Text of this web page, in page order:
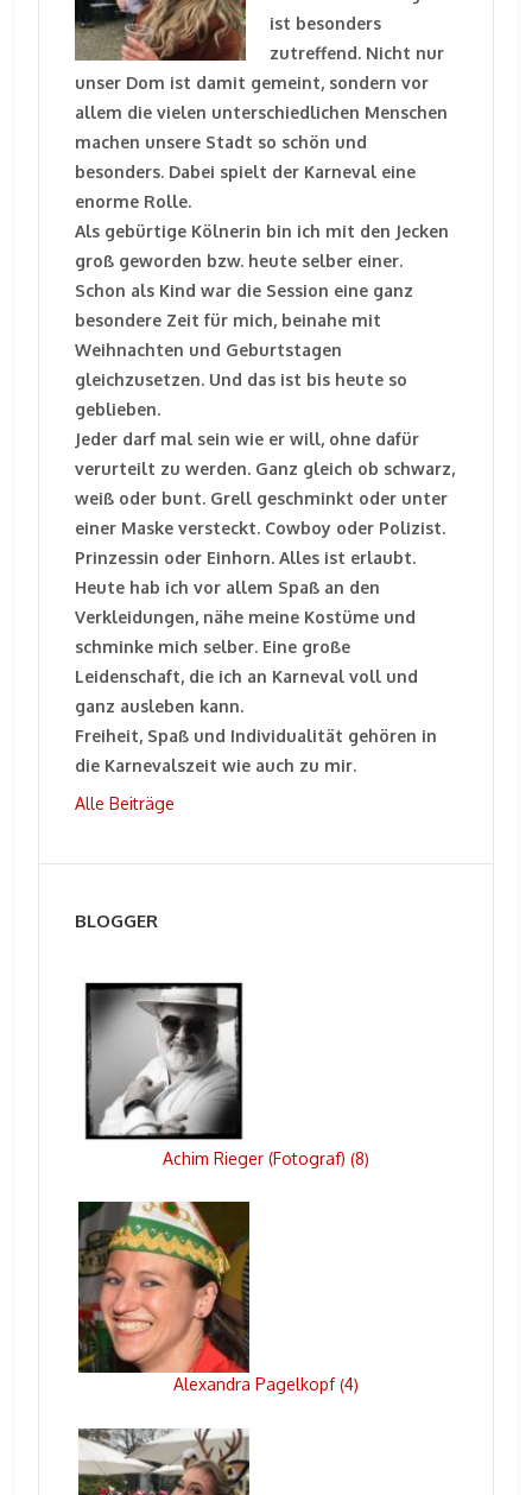
ist besonders
zutreffend. Nicht nur
unser Dom ist damit gemeint, sondern vor
allem die vielen unterschiedlichen Menschen
machen unsere Stadt so schön und
besonders. Dabei spielt der Karneval eine
enorme Rolle.
Als gebürtige Kölnerin bin ich mit den Jecken
groß geworden bzw. heute selber einer.
Schon als Kind war die Session eine ganz
besondere Zeit für mich, beinahe mit
Weihnachten und Geburtstagen
gleichzusetzen. Und das ist bis heute so
geblieben.
Jeder darf mal sein wie er will, ohne dafür
verurteilt zu werden. Ganz gleich ob schwarz,
weiß oder bunt. Grell geschminkt oder unter
einer Maske versteckt. Cowboy oder Polizist.
Prinzessin oder Einhorn. Alles ist erlaubt.
Heute hab ich vor allem Spaß an den
Verkleidungen, nähe meine Kostüme und
schminke mich selber. Eine große
Leidenschaft, die ich an Karneval voll und
ganz ausleben kann.
Freiheit, Spaß und Individualität gehören in
die Karnevalszeit wie auch zu mir.
Alle Beiträge
BLOGGER
Achim Rieger (Fotograf) (8)
Alexandra Pagelkopf(4)